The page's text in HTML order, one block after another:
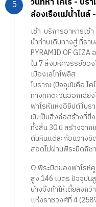
ล่องเรือแม่น้ำไนล์
เช้า บริการอาหารเ
นำท่านเดินทางสู่ ที่รา
PYRAMID OF GIZA
ใน 7 สิ่งมหัศจรรย์ขอ
เมืองเลโทโพลิส
โบราณ (ปัจจุบันคือ ไ
ทางทิศตะวันออกเฉีย
ฟาโรห์แห่งอียิปต์โบ
นับเป็นสิ่งก่อสร้างที่ยิ่
ทั้งสิ้น 30 ปี สร้างจา
ตันหินแต่ละก้อนวาง
สอดไม่ผ่านพีระมิดกีซ
Ω พีระมิดของฟาโรห์
สูง 146 เมตร ปัจจุบัน
บ้างจึงทำให้เตี้ยลงก
แห่งราชวงศ์ที่ 4